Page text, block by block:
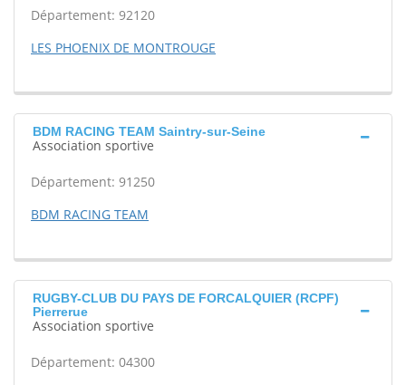
Département: 92120
LES PHOENIX DE MONTROUGE
BDM RACING TEAM Saintry-sur-Seine
Association sportive
Département: 91250
BDM RACING TEAM
RUGBY-CLUB DU PAYS DE FORCALQUIER (RCPF)
Pierrerue
Association sportive
Département: 04300